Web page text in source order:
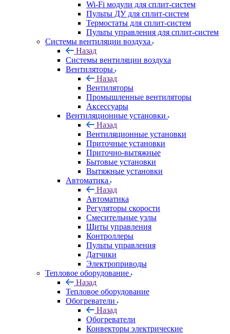
Wi-Fi модули для сплит-систем
Пульты ДУ для сплит-систем
Термостаты для сплит-систем
Пульты управления для сплит-систем
Системы вентиляции воздуха
Назад
Системы вентиляции воздуха
Вентиляторы
Назад
Вентиляторы
Промышленные вентиляторы
Аксессуары
Вентиляционные установки
Назад
Вентиляционные установки
Приточные установки
Приточно-вытяжные
Бытовые установки
Вытяжные установки
Автоматика
Назад
Автоматика
Регуляторы скорости
Смесительные узлы
Щиты управления
Контроллеры
Пульты управления
Датчики
Электроприводы
Тепловое оборудование
Назад
Тепловое оборудование
Обогреватели
Назад
Обогреватели
Конвекторы электрические